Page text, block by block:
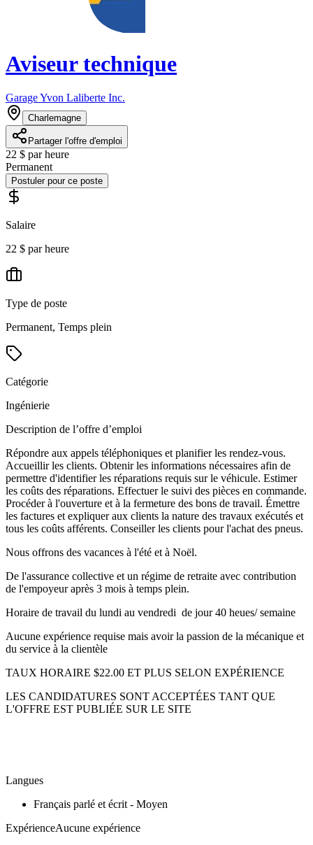
Aviseur technique
Garage Yvon Laliberte Inc.
Charlemagne
Partager l'offre d'emploi
22 $ par heure
Permanent
Postuler pour ce poste
Salaire
22 $ par heure
Type de poste
Permanent, Temps plein
Catégorie
Ingénierie
Description de l’offre d’emploi
Répondre aux appels téléphoniques et planifier les rendez-vous.
Accueillir les clients. Obtenir les informations nécessaires afin de
permettre d'identifier les réparations requis sur le véhicule. Estimer
les coûts des réparations. Effectuer le suivi des pièces en commande.
Procéder à l'ouverture et à la fermeture des bons de travail. Émettre
les factures et expliquer aux clients la nature des travaux exécutés et
tous les coûts afférents. Conseiller les clients pour l'achat des pneus.
Nous offrons des vacances à l'été et à Noël.
De l'assurance collective et un régime de retraite avec contribution
de l'empoyeur après 3 mois à temps plein.
Horaire de travail du lundi au vendredi de jour 40 heues/ semaine
Aucune expérience requise mais avoir la passion de la mécanique et
du service à la clientèle
TAUX HORAIRE $22.00 ET PLUS SELON EXPÉRIENCE
LES CANDIDATURES SONT ACCEPTÉES TANT QUE
L'OFFRE EST PUBLIÉE SUR LE SITE
Langues
Français parlé et écrit - Moyen
ExpérienceAucune expérience